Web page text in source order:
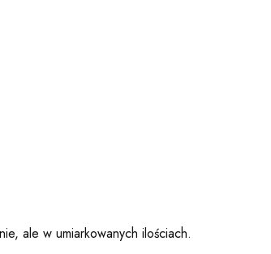
ale w umiarkowanych ilościach.